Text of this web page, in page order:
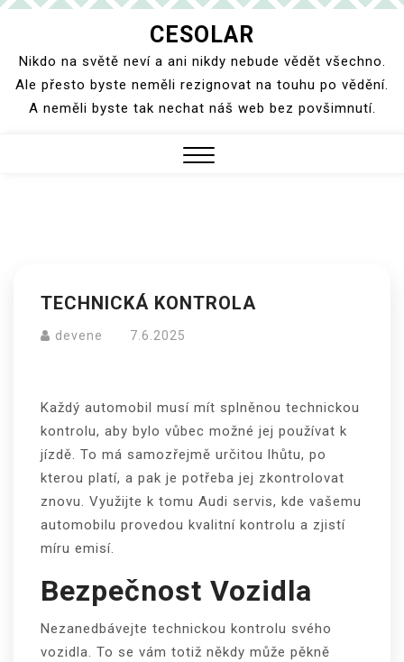
content
CESOLAR
Nikdo na světě neví a ani nikdy nebude vědět všechno.
Ale přesto byste neměli rezignovat na touhu po vědění.
A neměli byste tak nechat náš web bez povšimnutí.
TECHNICKÁ KONTROLA
devene 7.6.2025
Každý automobil musí mít splněnou technickou
kontrolu, aby bylo vůbec možné jej používat k
jízdě. To má samozřejmě určitou lhůtu, po
kterou platí, a pak je potřeba jej zkontrolovat
znovu. Využijte k tomu Audi servis, kde vašemu
automobilu provedou kvalitní kontrolu a zjistí
míru emisí.
Bezpečnost Vozidla
Nezanedbávejte technickou kontrolu svého
vozidla. To se vám totiž někdy může pěkně